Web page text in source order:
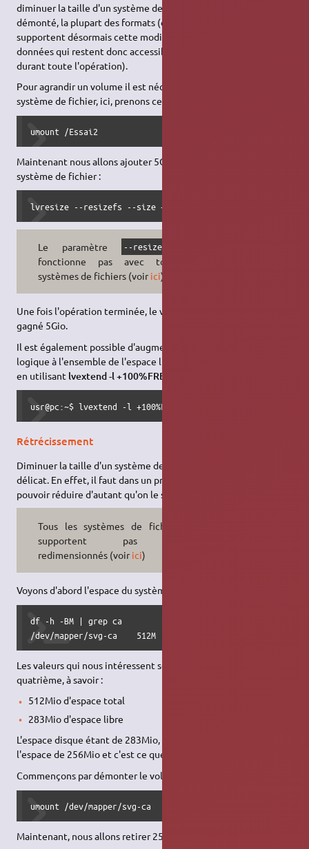
diminuer la taille d'un système de fichiers après l'avoir
démonté, la plupart des formats (ext3, reisersfs, ext4…)
supportent désormais cette modification "à chaud" (avec des
données qui restent donc accessibles en lecture/écriture
durant toute l'opération).
Pour agrandir un volume il est nécessaire de démonter le
système de fichier, ici, prenons celui du volume logique Vol2 :
umount /Essai2
Maintenant nous allons ajouter 5Gio au volume et agrandir son
système de fichier :
lvresize --resizefs --size +5G /dev/mvg/Vol2
Le paramètre ​--resizefs
fonctionne pas avec tous les
systèmes de fichiers (voirici).
Une fois l'opération terminée, le volume une fois monté a
gagné 5Gio.
Il est également possible d'augmenter la taille du volume
logique à l'ensemble de l'espace libre disponible sur le support
en utilisant lvextend -l +100%FREE
usr@pc:~$ lvextend -l +100%FREE /dev/mvg/Vol2
Rétrécissement
Diminuer la taille d'un système de fichier est un peu plus
délicat. En effet, il faut dans un premier temps s'assurer de
pouvoir réduire d'autant qu'on le souhaite.
Tous les systèmes de fichiers ne
supportent pas d'être
redimensionnés (voirici)
Voyons d'abord l'espace du système de fichier :
df -h -BM | grep ca
/dev/mapper/svg-ca    512M  230M  283M  45% /home/ca
Les valeurs qui nous intéressent sont la deuxième et la
quatrième, à savoir :
512Mio d'espace total
283Mio d'espace libre
L'espace disque étant de 283Mio, nous pouvons réduire
l'espace de 256Mio et c'est ce que nous allons faire.
Commençons par démonter le volume :
umount /dev/mapper/svg-ca
Maintenant, nous allons retirer 256Mio :